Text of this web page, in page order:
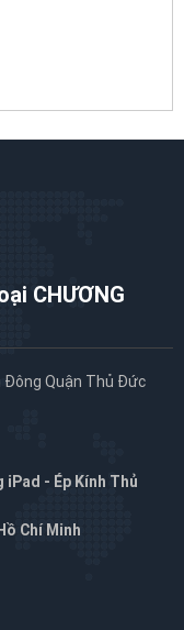
CHƯƠNG
Đông Quận Thủ Đức
iPad - Ép Kính Thủ
Chí Minh